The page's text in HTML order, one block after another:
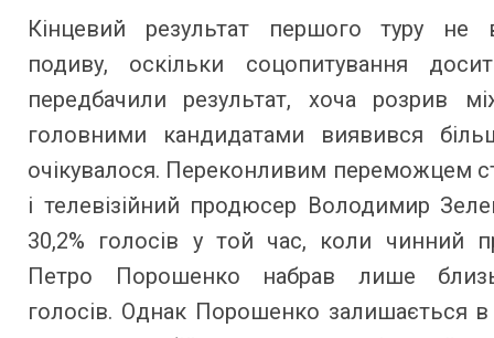
Кінцевий результат першого туру не
подиву, оскільки соцопитування
передбачили результат, хоча розрив
головними кандидатами виявився
очікувалося. Переконливим переможцем
і телевізійний продюсер Володимир
30,2% голосів у той час, коли чинний
Петро Порошенко набрав лише
голосів. Однак Порошенко залишається в